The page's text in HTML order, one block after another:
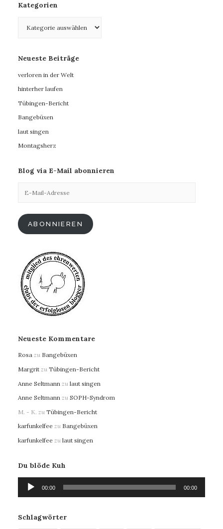
Kategorien
Neueste Beiträge
verloren in der Welt
hinterher laufen
Tübingen-Bericht
Bangebüxen
laut singen
Montagsherz
Blog via E-Mail abonnieren
Mail-
ABONNIEREN
Neueste Kommentare
Rosa zu Bangebüxen
Margrit zu Tübingen-Bericht
Anne Seltmann zu laut singen
Anne Seltmann zu SOPH-Syndrom
M. - K. zu Tübingen-Bericht
karfunkelfee zu Bangebüxen
karfunkelfee zu laut singen
Du blöde Kuh
Audio-
Player
00:00 00:00
Schlagwörter